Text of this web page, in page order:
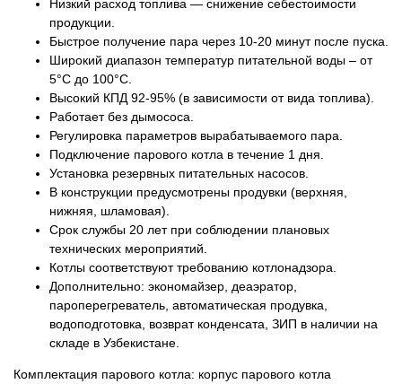
Низкий расход топлива — снижение себестоимости
продукции.
Быстрое получение пара через 10-20 минут после пуска.
Широкий диапазон температур питательной воды – от
5°C до 100°C.
Высокий КПД 92-95% (в зависимости от вида топлива).
Работает без дымососа.
Регулировка параметров вырабатываемого пара.
Подключение парового котла в течение 1 дня.
Установка резервных питательных насосов.
В конструкции предусмотрены продувки (верхняя,
нижняя, шламовая).
Срок службы 20 лет при соблюдении плановых
технических мероприятий.
Котлы соответствуют требованию котлонадзора.
Дополнительно: экономайзер, деаэратор,
пароперегреватель, автоматическая продувка,
водоподготовка, возврат конденсата, ЗИП в наличии на
складе в Узбекистане.
Комплектация парового котла: корпус парового котла